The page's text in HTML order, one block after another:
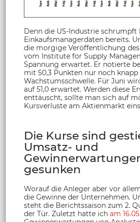
Denn die US-Industrie schrumpft
Einkaufsmanagerdaten bereits.
die morgige Veröffentlichung des
vom Institute for Supply
Spannung erwartet. Er notierte
mit 50,3 Punkten nur noch knapp
Wachstumsschwelle. Für Juni
auf 51,0 erwartet. Werden diese
enttäuscht, sollte man sich auf
Kursverluste am Aktienmarkt
Die Kurse sind
Umsatz- und
gesunken
Worauf die Anleger aber vor
die Gewinne der Unternehmen.
steht die Berichtssaison zum 2.
der Tür. Zuletzt hatte ich am